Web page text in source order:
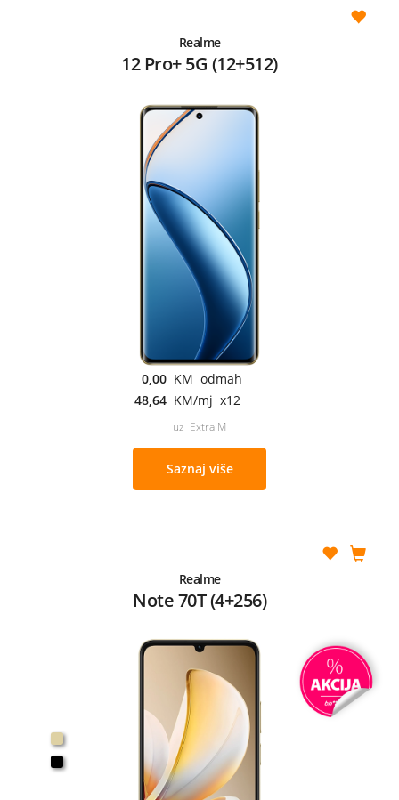
Realme
12 Pro+ 5G (12+512)
0,00 KM odmah
48,64 KM/mj x12
uz Extra M
Saznaj više
Realme
Note 70T (4+256)